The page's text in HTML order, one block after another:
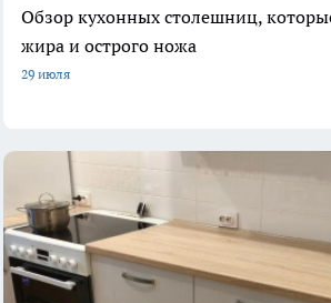
Обзор кухонных столешниц,
жира и острого ножа
29 июля